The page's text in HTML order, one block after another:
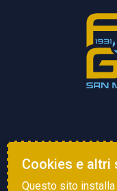
Cookies e
Questo sito